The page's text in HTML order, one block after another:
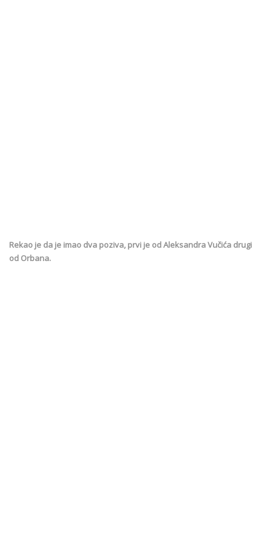
Rekao je da je imao dva poziva, prvi je od Aleksandra Vučića drugi
od Orbana.